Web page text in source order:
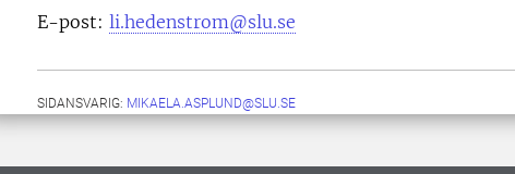
E-post: li.hedenstrom@slu.se
SIDANSVARIG: MIKAELA.ASPLUND@SLU.SE